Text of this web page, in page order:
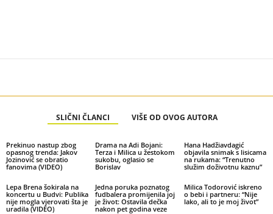
SLIČNI ČLANCI VIŠE OD OVOG AUTORA
Prekinuo nastup zbog
opasnog trenda: Jakov
Jozinović se obratio
fanovima (VIDEO)
Drama na Adi Bojani:
Terza i Milica u žestokom
sukobu, oglasio se
Borislav
Hana Hadžiavdagić
objavila snimak s lisicama
na rukama: “Trenutno
služim doživotnu kaznu”
Lepa Brena šokirala na
koncertu u Budvi: Publika
nije mogla vjerovati šta je
uradila (VIDEO)
Jedna poruka poznatog
fudbalera promijenila joj
je život: Ostavila dečka
nakon pet godina veze
Milica Todorović iskreno
o bebi i partneru: “Nije
lako, ali to je moj život”